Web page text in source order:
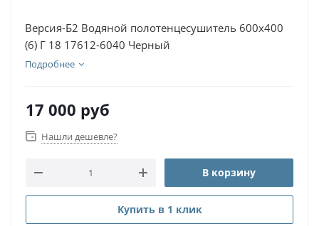
Версия-Б2 Водяной полотенцесушитель 600х400
(6) Г 18 17612-6040 Черный
Подробнее
17 000 руб
Нашли дешевле?
В корзину
Купить в 1 клик